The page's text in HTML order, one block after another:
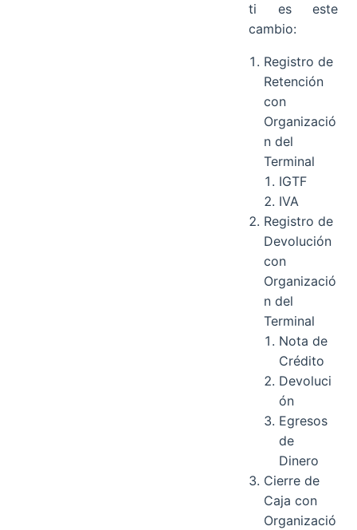
ti es este
cambio:
Registro de
Retención
con
Organizació
n del
Terminal
IGTF
IVA
Registro de
Devolución
con
Organizació
n del
Terminal
Nota de
Crédito
Devoluci
ón
Egresos
de
Dinero
Cierre de
Caja con
Organizació